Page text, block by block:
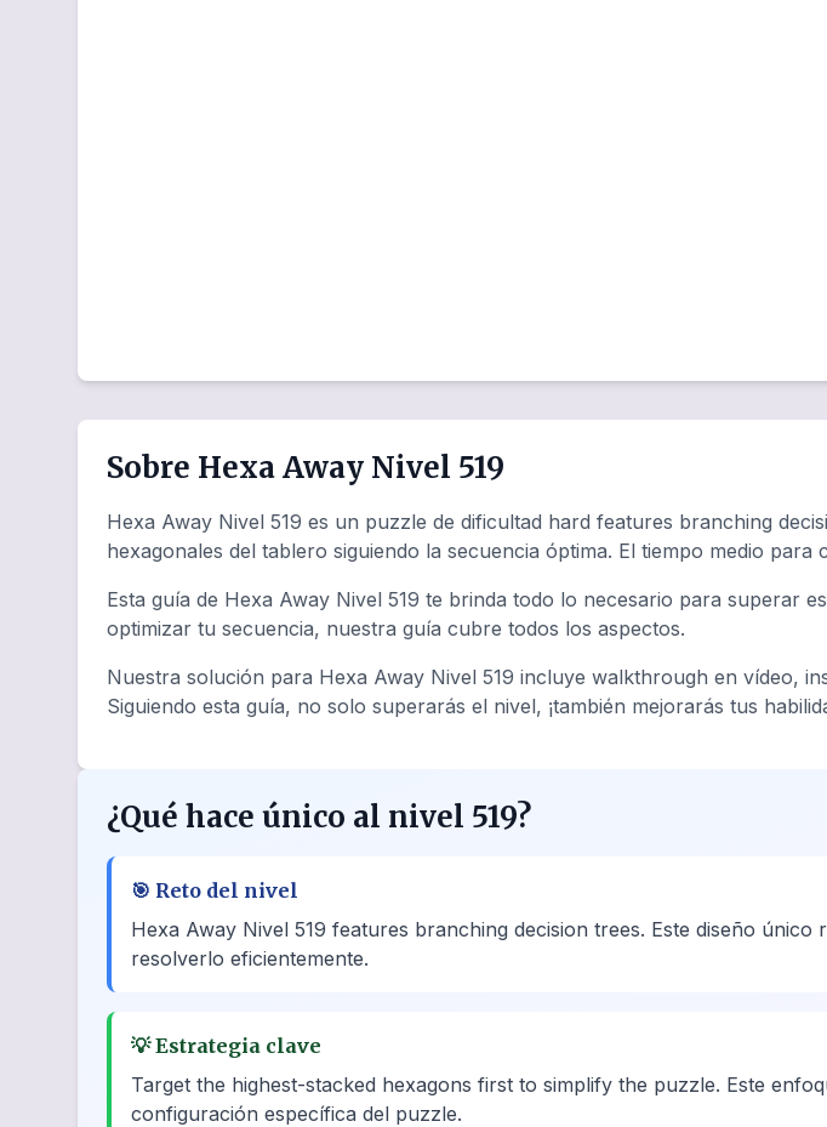
Sobre Hexa Away Nivel 519
Hexa Away Nivel 519 es un puzzle de dificultad hard features branching
hexagonales del tablero siguiendo la secuencia óptima. El tiempo medio
Esta guía de Hexa Away Nivel 519 te brinda todo lo necesario para superar
optimizar tu secuencia, nuestra guía cubre todos los aspectos.
Nuestra solución para Hexa Away Nivel 519 incluye walkthrough en vídeo,
Siguiendo esta guía, no solo superarás el nivel, ¡también mejorarás tus
¿Qué hace único al nivel 519?
🎯 Reto del nivel
Hexa Away Nivel 519 features branching decision trees. Este diseño
resolverlo eficientemente.
💡Estrategia clave
Target the highest-stacked hexagons first to simplify the puzzle. Este
configuración específica del puzzle.